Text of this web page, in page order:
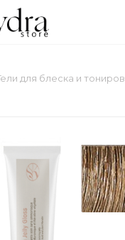
для блеска и